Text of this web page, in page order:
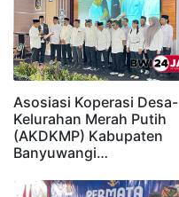
Asosiasi Koperasi Desa-
Kelurahan Merah Putih
(AKDKMP) Kabupaten
Banyuwangi…